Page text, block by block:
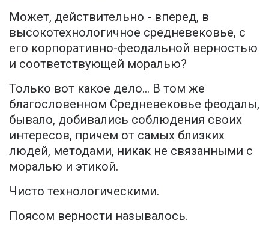
Может, действительно - вперед, в
высокотехнологичное средневековье, с
его корпоративно-феодальной верностью
и соответствующей моралью?
Только вот какое дело… В том же
благословенном Средневековье феодалы,
бывало, добивались соблюдения своих
интересов, причем от самых близких
людей, методами, никак не связанными с
моралью и этикой.
Чисто технологическими.
Поясом верности называлось.